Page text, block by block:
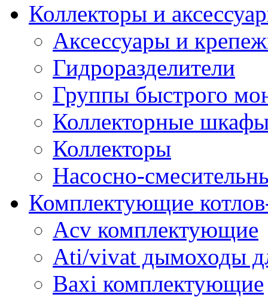
Коллекторы и
Аксессуары и
Гидроразделители
Группы быстрого
Коллекторные
Коллекторы
Насосно-
Комплектующие
Acv комплектующие
Ati/vivat дымоходы
Baxi комплектующие